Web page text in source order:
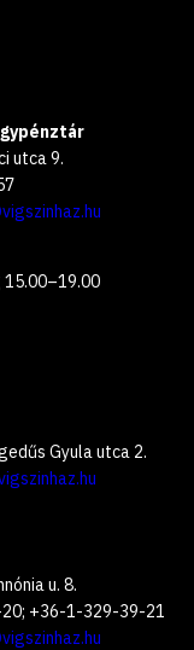
utca 9.
Gyula utca 2.
u. 8.
+36-1-329-39-21